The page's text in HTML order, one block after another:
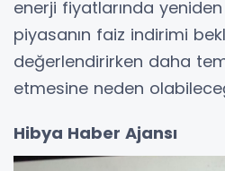
enerji fiyatlarında
piyasanın faiz indirimi
değerlendirirken daha
etmesine neden
Hibya Haber Ajansı